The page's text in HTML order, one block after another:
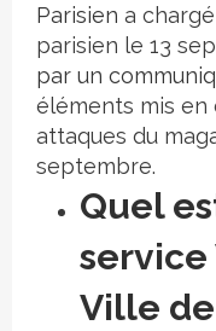
Parisien a
parisien le 13
par un
éléments mis en
attaques du
septembre.
Quel
service
Ville de